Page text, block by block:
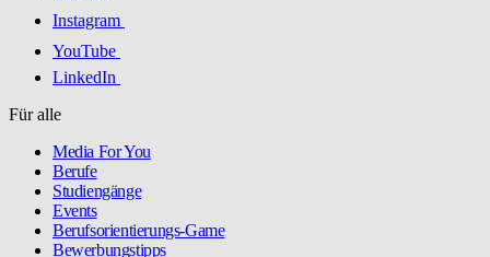
Instagram
YouTube
LinkedIn
Für alle
Media For You
Berufe
Studiengänge
Events
Berufsorientierungs-Game
Bewerbungstipps